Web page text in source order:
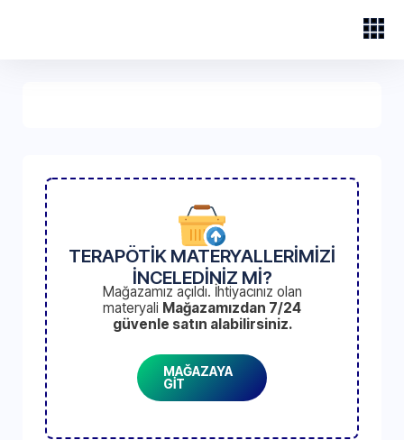
TERAPÖTİK MATERYALLERİMİZİ
İNCELEDİNİZ Mİ?
Mağazamız açıldı. İhtiyacınız olan
materyali Mağazamızdan 7/24
güvenle satın alabilirsiniz.
MAĞAZAYA
GİT